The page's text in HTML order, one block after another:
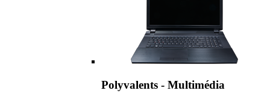
Polyvalents - Multimédia